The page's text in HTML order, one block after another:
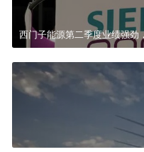
西门子能源第二季度业绩强劲